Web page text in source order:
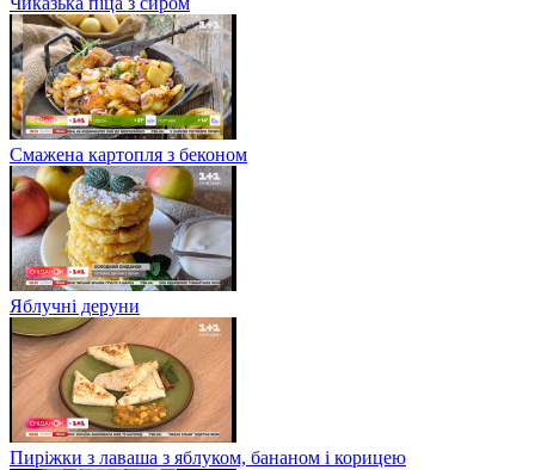
Смажена картопля з беконом
Яблучні деруни
Пиріжки з лаваша з яблуком, бананом і корицею